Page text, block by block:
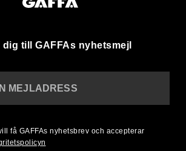
dig till GAFFAs nyhetsmejl
MEJLADRESS
få GAFFAs nyhetsbrev och accepterar